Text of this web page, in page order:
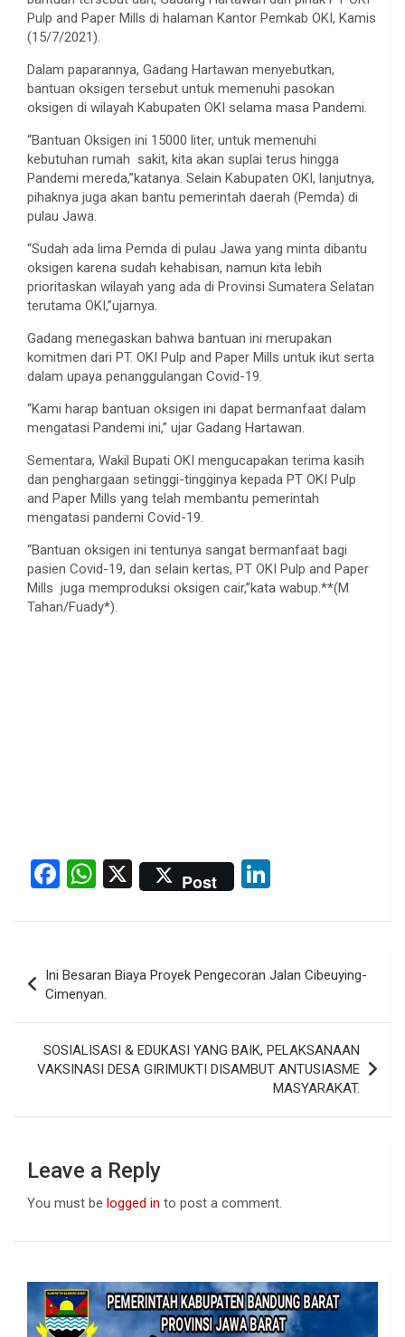
Pulp and Paper Mills di halaman Kantor Pemkab OKI, Kamis
(15/7/2021).
Dalam paparannya, Gadang Hartawan menyebutkan,
bantuan oksigen tersebut untuk memenuhi pasokan
oksigen di wilayah Kabupaten OKI selama masa Pandemi.
“Bantuan Oksigen ini 15000 liter, untuk memenuhi
kebutuhan rumah sakit, kita akan suplai terus hingga
Pandemi mereda,”katanya. Selain Kabupaten OKI, lanjutnya,
pihaknya juga akan bantu pemerintah daerah (Pemda) di
pulau Jawa.
“Sudah ada lima Pemda di pulau Jawa yang minta dibantu
oksigen karena sudah kehabisan, namun kita lebih
prioritaskan wilayah yang ada di Provinsi Sumatera Selatan
terutama OKI,”ujarnya.
Gadang menegaskan bahwa bantuan ini merupakan
komitmen dari PT. OKI Pulp and Paper Mills untuk ikut serta
dalam upaya penanggulangan Covid-19.
“Kami harap bantuan oksigen ini dapat bermanfaat dalam
mengatasi Pandemi ini,” ujar Gadang Hartawan.
Sementara, Wakil Bupati OKI mengucapakan terima kasih
dan penghargaan setinggi-tingginya kepada PT OKI Pulp
and Paper Mills yang telah membantu pemerintah
mengatasi pandemi Covid-19.
“Bantuan oksigen ini tentunya sangat bermanfaat bagi
pasien Covid-19, dan selain kertas, PT OKI Pulp and Paper
Mills juga memproduksi oksigen cair,”kata wabup.**(M
Tahan/Fuady*).
F
ce
b
o
o
k
W
at
A
p
p
X Post
ke
dI
n
navigation
Ini Besaran Biaya Proyek Pengecoran Jalan Cibeuying-
Cimenyan.
SOSIALISASI & EDUKASI YANG BAIK, PELAKSANAAN
VAKSINASI DESA GIRIMUKTI DISAMBUT ANTUSIASME
MASYARAKAT.
Leave a Reply
You must be logged in to post a comment.